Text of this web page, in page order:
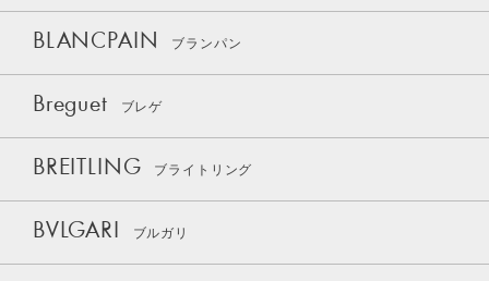
BLANCPAIN ブランパン
Breguet ブレゲ
BREITLING ブライトリング
BVLGARI ブルガリ